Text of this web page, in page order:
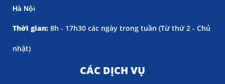
Hà Nội
Thời gian: 8h - 17h30 các ngày trong tuần (Từ thứ 2 - Chủ
nhật)
CÁC DỊCH VỤ